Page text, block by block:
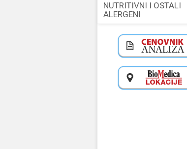
NUTRITIVNI I OSTALI
ALERGENI